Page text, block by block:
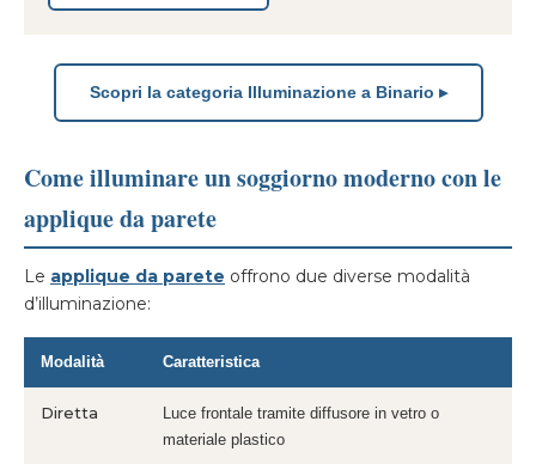
Scopri la categoria Illuminazione a Binario ▸
Come illuminare un soggiorno moderno con le
applique da parete
Le applique da parete offrono due diverse modalità
d’illuminazione:
Modalità Caratteristica
Diretta
Luce frontale tramite diffusore in vetro o
materiale plastico